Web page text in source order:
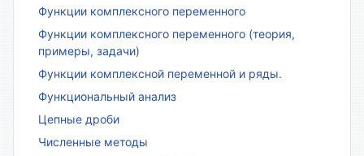
Функции комплексного переменного
Функции комплексного переменного (теория,
примеры, задачи)
Функции комплексной переменной и ряды.
Функциональный анализ
Цепные дроби
Численные методы